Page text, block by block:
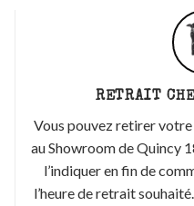
RETRAIT
Vous pouvez retirer
au Showroom de Quincy
l’indiquer en fin de
l’heure de retrait